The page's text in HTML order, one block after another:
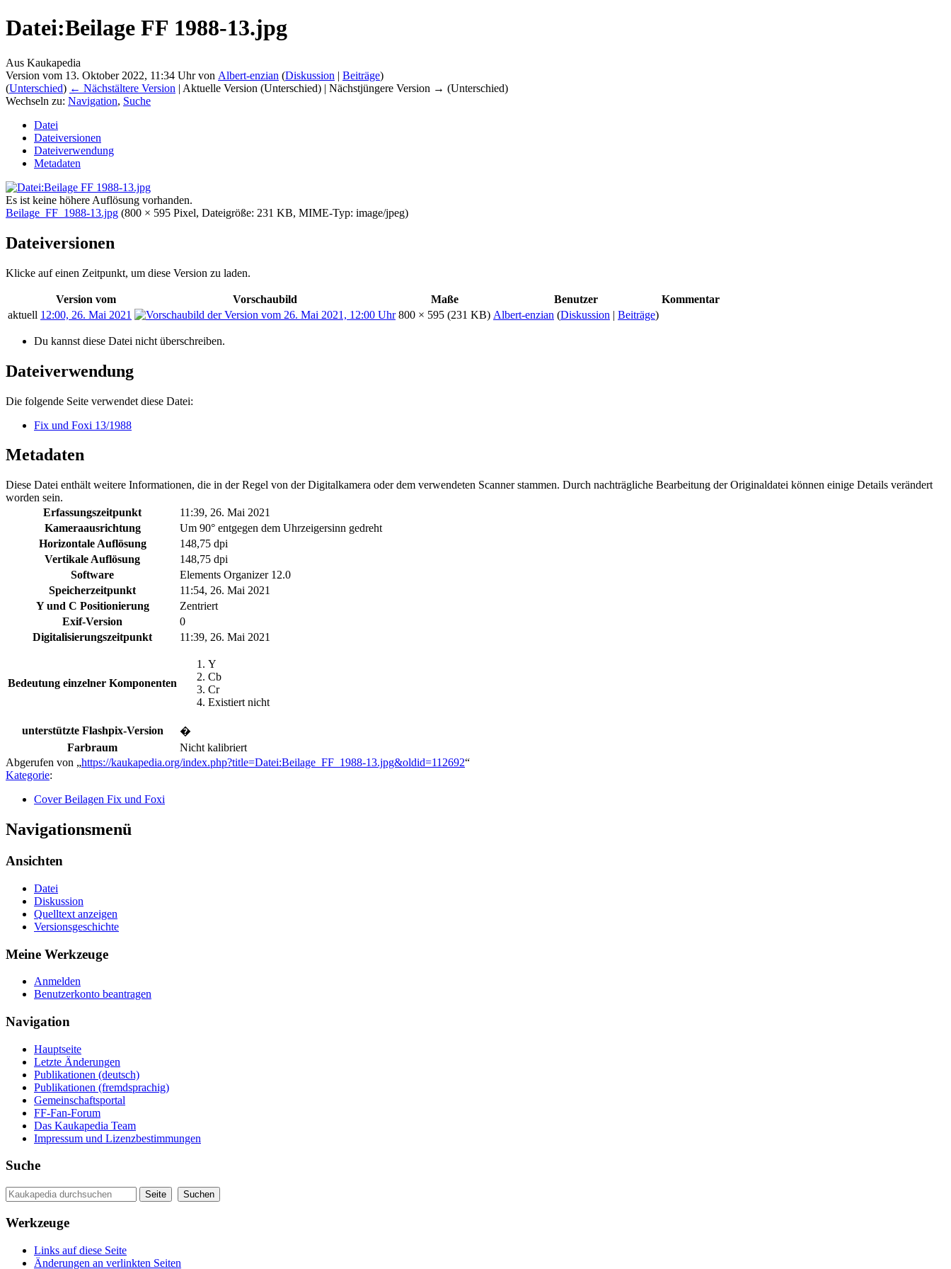
Datei:Beilage FF 1988-13.jpg
Aus Kaukapedia
Version vom 13. Oktober 2022, 11:34 Uhr von Albert-enzian (Diskussion | Beiträge)
(Unterschied) ← Nächstältere Version | Aktuelle Version (Unterschied) | Nächstjüngere Version → (Unterschied)
Wechseln zu: Navigation, Suche
Datei
Dateiversionen
Dateiverwendung
Metadaten
Es ist keine höhere Auflösung vorhanden.
Beilage_FF_1988-13.jpg (800 × 595 Pixel, Dateigröße: 231 KB, MIME-Typ: image/jpeg)
Dateiversionen
Klicke auf einen Zeitpunkt, um diese Version zu laden.
Version vom Vorschaubild Maße Benutzer
Kommentar
aktuell 12:00, 26. Mai 2021 800 × 595 (231 KB) Albert-enzian (Diskussion | Beiträge)
Du kannst diese Datei nicht überschreiben.
Dateiverwendung
Die folgende Seite verwendet diese Datei:
Fix und Foxi 13/1988
Metadaten
Diese Datei enthält weitere Informationen, die in der Regel von der Digitalkamera oder dem verwendeten Scanner stammen. Durch nachträgliche Bearbeitung der Originaldatei können einige Details verändert
worden sein.
Erfassungszeitpunkt
11:39, 26. Mai 2021
Kameraausrichtung
Um 90° entgegen dem Uhrzeigersinn gedreht
Horizontale Auflösung
148,75 dpi
Vertikale Auflösung
148,75 dpi
Software
Elements Organizer 12.0
Speicherzeitpunkt
11:54, 26. Mai 2021
Y und C Positionierung
Zentriert
Exif-Version
0
Digitalisierungszeitpunkt
11:39, 26. Mai 2021
Bedeutung einzelner Komponenten
Y
Cb
Cr
Existiert nicht
unterstützte Flashpix-Version
�
Farbraum
Nicht kalibriert
Abgerufen von „https://kaukapedia.org/index.php?title=Datei:Beilage_FF_1988-13.jpg&oldid=112692“
Kategorie:
Cover Beilagen Fix und Foxi
Navigationsmenü
Ansichten
Datei
Diskussion
Quelltext anzeigen
Versionsgeschichte
Meine Werkzeuge
Anmelden
Benutzerkonto beantragen
Navigation
Hauptseite
Letzte Änderungen
Publikationen (deutsch)
Publikationen (fremdsprachig)
Gemeinschaftsportal
FF-Fan-Forum
Das Kaukapedia Team
Impressum und Lizenzbestimmungen
Suche
Werkzeuge
Links auf diese Seite
Änderungen an verlinkten Seiten